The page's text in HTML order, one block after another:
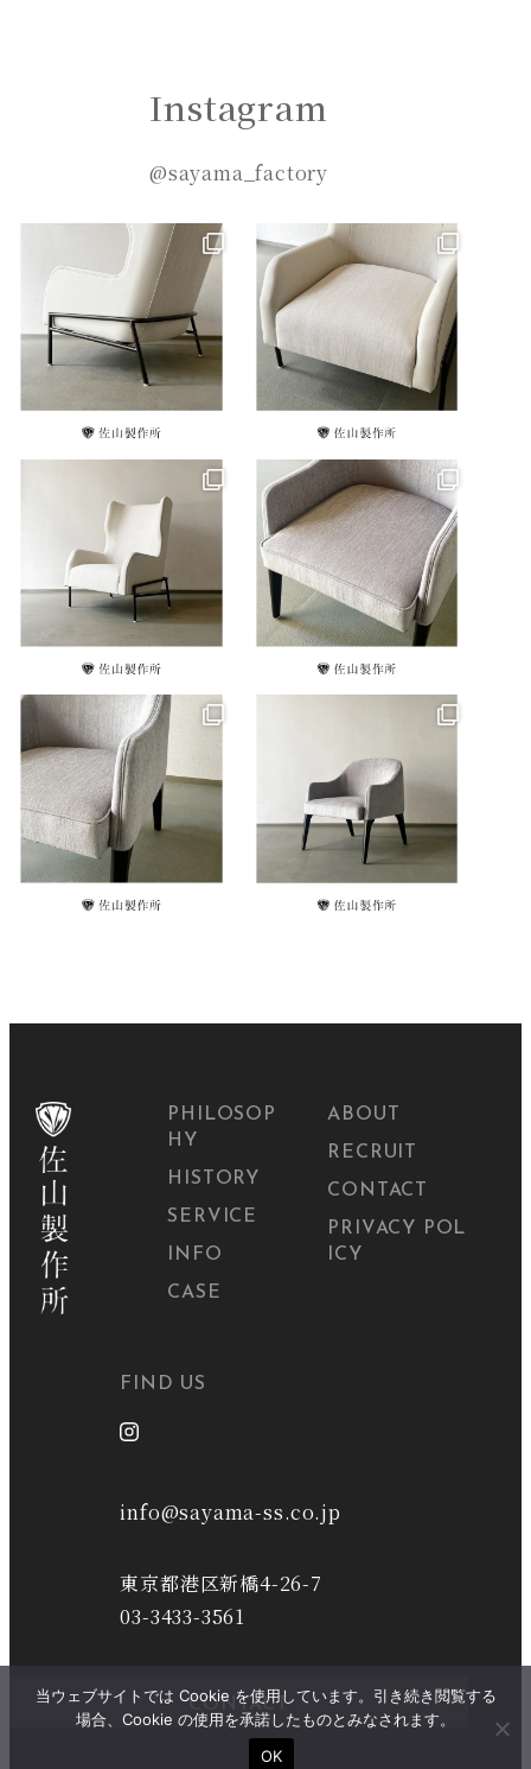
Instagram
@sayama_factory
PHILOSOP
HY
HISTORY
SERVICE
INFO
CASE
ABOUT
RECRUIT
CONTACT
PRIVACY POL
ICY
FIND US
info@sayama-ss.co.jp
東京都港区新橋4-26-7
03-3433-3561
CONTACT
当ウェブサイトでは Cookie を使用しています。引き続き閲覧する
場合、Cookie の使用を承諾したものとみなされます。
OK